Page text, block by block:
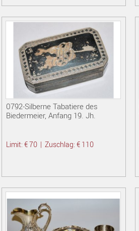
0792-Silberne Tabatiere des
Biedermeier, Anfang 19. Jh.
Limit: € 70 |Zuschlag: € 110